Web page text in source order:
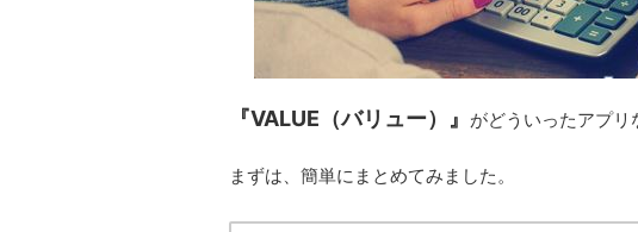
『VALUE（バリュー）』 がどういったアプリ
まずは、簡単にまとめてみました。